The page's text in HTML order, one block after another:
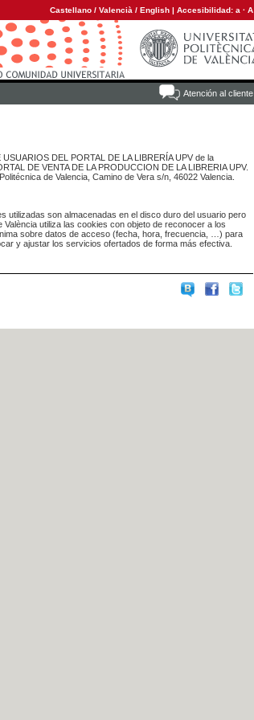
Castellano / Valencià / English | Accesibilidad: a · A
Atención al cliente
DEL PORTAL DE LA LIBRERÍA UPV de la
DE VENTA DE LA PRODUCCION DE LA LIBRERIA UPV.
de Valencia, Camino de Vera s/n, 46022 Valencia.
utilizadas son almacenadas en el disco duro del usuario pero
utiliza las cookies con objeto de reconocer a los
sobre datos de acceso (fecha, hora, frecuencia, …) para
y ajustar los servicios ofertados de forma más efectiva.